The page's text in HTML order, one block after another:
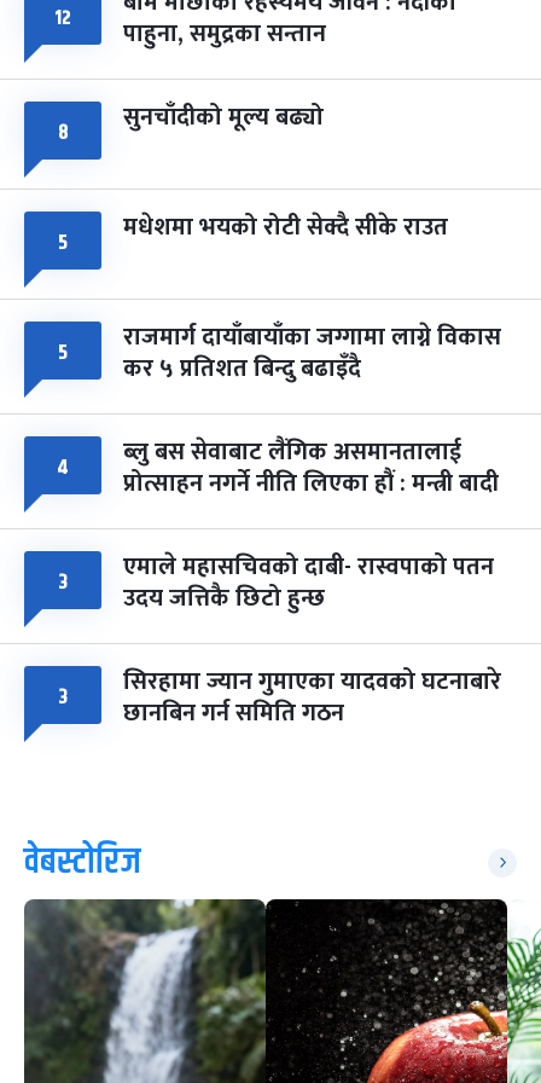
८ फागुपूर्णिमा
चैत्र ८, २०८३-Mar 22, 2027
७ महिना बाँकी
१२ पाहुना, समुद्रका सन्तान
८ सुनचाँदीको मूल्य बढ्यो
५ मधेशमा भयको रोटी सेक्दै सीके राउत
५ राजमार्ग दायाँबायाँका जग्गामा लाग्ने विकास
कर ५ प्रतिशत बिन्दु बढाइँदै
४ ब्लु बस सेवाबाट लैंगिक असमानतालाई
प्रोत्साहन नगर्ने नीति लिएका हौं : मन्त्री बादी
३ एमाले महासचिवको दाबी- रास्वपाको पतन
उदय जत्तिकै छिटो हुन्छ
३ सिरहामा ज्यान गुमाएका यादवको घटनाबारे
छानबिन गर्न समिति गठन
वेबस्टोरिज